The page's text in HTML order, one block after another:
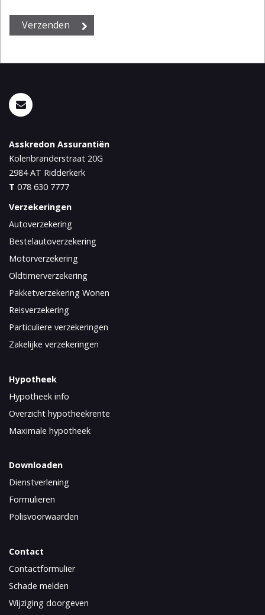
Asskredon Assurantiën
Kolenbranderstraat 20G
2984 AT Ridderkerk
T 078 630 7777
Verzekeringen
Autoverzekering
Bestelautoverzekering
Motorverzekering
Oldtimerverzekering
Pakketverzekering Wonen
Reisverzekering
Particuliere verzekeringen
Zakelijke verzekeringen
Hypotheek
Hypotheek info
Overzicht hypotheekrente
Maximale hypotheek
Downloaden
Dienstverlening
Formulieren
Polisvoorwaarden
Contact
Contactformulier
Schade melden
Wijziging doorgeven